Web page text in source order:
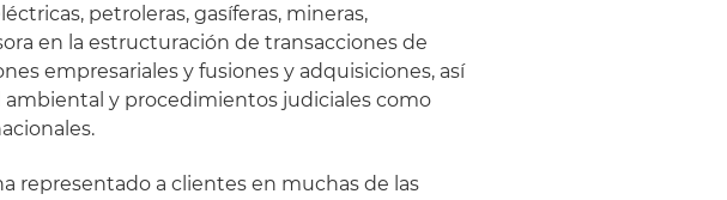
petroleras, gasíferas, mineras,
en la estructuración de transacciones de
empresariales y fusiones y adquisiciones, así
y procedimientos judiciales como
representado a clientes en muchas de las